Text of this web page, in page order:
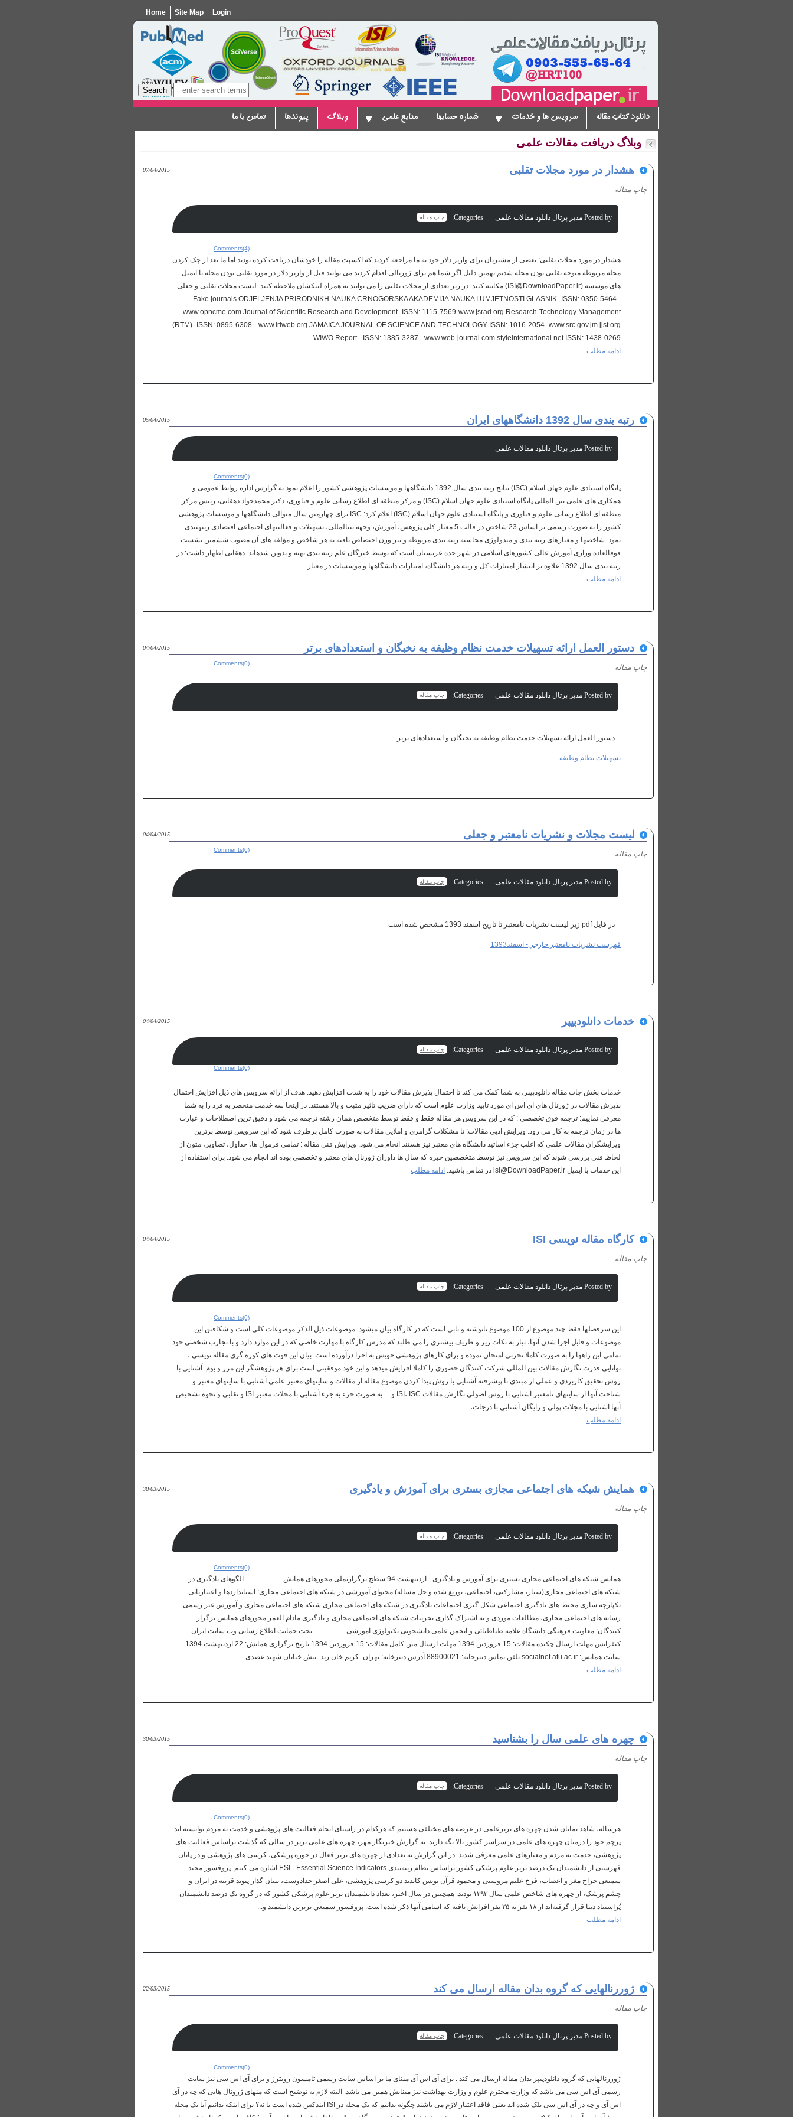
Home Site Map Login
دانلود کتاب مقاله سرویس ها و خدمات شماره حسابها منابع علمی وبلاگ پیوندها تماس با ما
وبلاگ دریافت مقالات علمی
هشدار در مورد مجلات تقلبی
چاپ مقاله
Posted by مدیر پرتال دانلود مقالات علمی
07/04/2015
Categories: چاپ مقاله
هشدار در مورد مجلات تقلبی: بعضی از مشتریان برای واریز دلار خود به ما مراجعه کردند که اکسپت مقاله را خودشان دریافت کرده بودند اما ما بعد از چک کردن
مجله مربوطه متوجه تقلبی بودن مجله شدیم بهمین دلیل اگر شما هم برای ژورنالی اقدام کردید می توانید قبل از واریز دلار در مورد تقلبی بودن مجله با ایمیل
های موسسه (ISI@DownloadPaper.ir) مکاتبه کنید. در زیر تعدادی از مجلات تقلبی را می توانید به همراه لینکشان ملاحظه کنید. لیست مجلات تقلبی و جعلی-
Fake journals ODJELJENJA PRIRODNIKH NAUKA CRNOGORSKA AKADEMIJA NAUKA I UMJETNOSTI GLASNIK- ISSN: 0350-5464 -
www.opncme.com Journal of Scientific Research and Development- ISSN: 1115-7569-www.jsrad.org Research-Technology Management
(RTM)- ISSN: 0895-6308- -www.iriweb.org JAMAICA JOURNAL OF SCIENCE AND TECHNOLOGY ISSN: 1016-2054- www.src.gov.jm.jjst.org
WIWO Report - ISSN: 1385-3287 - www.web-journal.com styleinternational.net ISSN: 1438-0269 -...
ادامه مطلب
Comments(4)
رتبه­ بندی سال 1392 دانشگاههای ایران
Posted by مدیر پرتال دانلود مقالات علمی
05/04/2015
پایگاه استنادی علوم جهان اسلام (ISC) نتایج رتبه­ بندی سال 1392 دانشگاهها و موسسات پژوهشی کشور را اعلام نمود به گزارش اداره روابط عمومی و
همکاری های علمی بین المللی پایگاه استنادی علوم جهان اسلام (ISC) و مرکز منطقه ای اطلاع رسانی علوم و فناوری، دکتر محمدجواد دهقانی، رییس مرکز
منطقه ای اطلاع رسانی علوم و فناوری و پایگاه استنادی علوم جهان اسلام (ISC) اعلام کرد: ISC برای چهارمین سال متوالی دانشگاه­ها و موسسات پژوهشی
کشور را به صورت رسمی بر اساس 23 شاخص در قالب 5 معیار کلی پژوهش، آموزش، وجهه بین­المللی، تسهیلات و فعالیت­های اجتماعی-اقتصادی رتبه­بندی
نمود. شاخص­ها و معیارهای رتبه­ بندی و متدولوژی محاسبه رتبه بندی مربوطه و نیز وزن اختصاص یافته به هر شاخص و مؤلفه های آن مصوب ششمین نشست
فوق­العاده وزاری آموزش عالی کشورهای اسلامی در شهر جده عربستان است که توسط خبرگان علم رتبه­ بندی تهیه و تدوین شده­اند. دهقانی اظهار داشت: در
رتبه­ بندی سال 1392 علاوه بر انتشار امتیازات کل و رتبه هر دانشگاه، امتیازات دانشگاه­ها و موسسات در معیار...
ادامه مطلب
Comments(0)
دستور العمل ارائه تسهیلات خدمت نظام وظیفه به نخبگان و استعدادهای برتر
چاپ مقاله
Posted by مدیر پرتال دانلود مقالات علمی
04/04/2015
Categories: چاپ مقاله
دستور العمل ارائه تسهیلات خدمت نظام وظیفه به نخبگان و استعدادهای برتر
تسهیلات نظام وظیفه
Comments(0)
لیست مجلات و نشریات نامعتبر و جعلی
چاپ مقاله
Posted by مدیر پرتال دانلود مقالات علمی
04/04/2015
Categories: چاپ مقاله
در فایل pdf زیر لیست نشریات نامعتبر تا تاریخ اسفند 1393 مشخص شده است
فهرست نشريات نامعتبر خارجي- اسفند1393
Comments(0)
خدمات دانلودپیپر
Posted by مدیر پرتال دانلود مقالات علمی
04/04/2015
Categories: چاپ مقاله
خدمات بخش چاپ مقاله دانلودپیپر، به شما کمک می کند تا احتمال پذیرش مقالات خود را به شدت افزایش دهید. هدف از ارائه سرویس های ذیل افزایش احتمال
پذیرش مقالات در ژورنال های ای اس ای مورد تایید وزارت علوم است که دارای ضریب تاثیر مثبت و بالا هستند. در اینجا سه خدمت منحصر به فرد را به شما
معرفی نماییم: ترجمه فوق تخصصی : که در این سرویس هر مقاله فقط و فقط توسط متخصص همان رشته ترجمه می شود و دقیق ترین اصطلاحات و عبارت
ها در زمان ترجمه به کار می رود. ویرایش ادبی مقالات: تا مشکلات گرامری و املایی مقالات به صورت کامل برطرف شود که این سرویس توسط برترین
ویرایشگران مقالات علمی که اغلب جزء اساتید دانشگاه های معتبر نیز هستند انجام می شود. ویرایش فنی مقاله : تمامی فرمول ها، جداول، تصاویر، متون از
لحاظ فنی بررسی شوند که این سرویس نیز توسط متخصصین خبره که سال ها داوران ژورنال های معتبر و تخصصی بوده اند انجام می شود. برای استفاده از
این خدمات با ایمیل isi@DownloadPaper.ir در تماس باشید.
ادامه مطلب
Comments(0)
کارگاه مقاله نویسی ISI
چاپ مقاله
Posted by مدیر پرتال دانلود مقالات علمی
04/04/2015
Categories: چاپ مقاله
این سرفصلها فقط چند موضوع از 100 موضوع نانوشته و نابی است که در کارگاه بیان میشود. موضوعات ذیل الذکر موضوعات کلی است و شکافتن این
موضوعات و قابل اجرا شدن آنها، نیاز به نکات ریز و ظریف بیشتری را می طلبد که مدرس کارگاه با مهارت خاصی که در این موارد دارد و با تجارب شخصی خود
تمامی این راهها را به صورت کاملا تجربی امتحان نموده و برای کارهای پژوهشی خویش به اجرا درآورده است. بیان این فوت های کوزه گری مقاله نویسی ،
توانایی قدرت نگارش مقالات بین المللی شرکت کنندگان حضوری را کاملا افزایش میدهد و این خود موفقیتی است برای هر پژوهشگر این مرز و بوم. آشنایی با
روش تحقیق کاربردی و عملی از مبتدی تا پیشرفته آشنایی با روش پیدا کردن موضوع مقاله از مقالات و سایتهای معتبر علمی آشنایی با سایتهای معتبر و
شناخت آنها از سایتهای نامعتبر آشنایی با روش اصولی نگارش مقالات ISI، ISC و ... به صورت جزء به جزء آشنایی با مجلات معتبر ISI و تقلبی و نحوه تشخیص
آنها آشنایی با مجلات پولی و رایگان آشنایی با درجات، ...
ادامه مطلب
Comments(0)
همایش شبکه های اجتماعی مجازی بستری برای آموزش و یادگیری
چاپ مقاله
Posted by مدیر پرتال دانلود مقالات علمی
30/03/2015
Categories: چاپ مقاله
همایش شبکه های اجتماعی مجازی بستری برای آموزش و یادگیری - اردیبهشت 94 سطح برگزاریملی محورهای همایش---------------- الگوهای یادگیری در
شبکه های اجتماعی مجازی(سیار، مشارکتی، اجتماعی، توزیع شده و حل مساله) محتوای آموزشی در شبکه های اجتماعی مجازی: استانداردها و اعتباریابی
یکپارچه سازی محیط های یادگیری اجتماعی شکل گیری اجتماعات یادگیری در شبکه های اجتماعی مجازی شبکه های اجتماعی مجازی و آموزش غیر رسمی
رسانه های اجتماعی مجازی، مطالعات موردی و به اشتراک گذاری تجربیات شبکه های اجتماعی مجازی و یادگیری مادام العمر محورهای همایش برگزار
کنندگان: معاونت فرهنگی دانشگاه علامه طباطبائی و انجمن علمی دانشجویی تکنولوژی آموزشی ------------- تحت حمایت اطلاع رسانی وب سایت ایران
کنفرانس مهلت ارسال چکیده مقالات: 15 فروردین 1394 مهلت ارسال متن کامل مقالات: 15 فروردین 1394 تاریخ برگزاری همایش: 22 اردیبهشت 1394
سایت همایش: socialnet.atu.ac.ir تلفن تماس دبیرخانه: 88900021 آدرس دبیرخانه: تهران- کریم خان زند- نبش خیابان شهید عضدی-...
ادامه مطلب
Comments(0)
چهره های علمی سال را بشناسید
چاپ مقاله
Posted by مدیر پرتال دانلود مقالات علمی
30/03/2015
Categories: چاپ مقاله
هرساله، شاهد نمایان شدن چهره های برترعلمی در عرصه های مختلفی هستیم که هرکدام در راستای انجام فعالیت های پژوهشی و خدمت به مردم توانسته اند
پرچم خود را درمیان چهره های علمی در سراسر کشور بالا نگه دارند. به گزارش خبرنگار مهر، چهره های علمی برتر در سالی که گذشت براساس فعالیت های
پژوهشی، خدمت به مردم و معیارهای علمی معرفی شدند. در این گزارش به تعدادی از چهره های برتر فعال در حوزه پزشکی، کرسی های پژوهشی و در پایان
فهرستی از دانشمندان یک درصد برتر علوم پزشکی کشور براساس نظام رتبه‌بندی ESI -‌ Essential Science Indicators اشاره می کنیم. پروفسور مجید
سمیعی جراح مغز و اعصاب، فرخ علیم مروستی و محمود قرآن نویس کاندید دو کرسی پژوهشی، علی اصغر خدادوست، بنیان گذار پیوند قرنیه در ایران و
چشم پزشک، از چهره های شاخص علمی سال ۱۳۹۳ بودند. همچنین در سال اخیر، تعداد دانشمندان برتر علوم پزشکی کشور که در گروه یک درصد دانشمندان
پُراستناد دنيا قرار گرفته‌اند از ۱۸ نفر به ۲۵ نفر افزايش يافته که اسامی آنها ذکر شده است. پروفسور سميعي برترين دانشمند و...
ادامه مطلب
Comments(0)
ژوررنالهایی که گروه بدان مقاله ارسال می کند
چاپ مقاله
Posted by مدیر پرتال دانلود مقالات علمی
22/03/2015
Categories: چاپ مقاله
ژوررنالهایی که گروه دانلودپیپر بدان مقاله ارسال می کند : برای آی اس آی مبنای ما بر اساس سایت رسمی تامسون رویترز و برای آی اس سی نیز سایت
رسمی آی اس سی می باشد که وزارت محترم علوم و وزارت بهداشت نیز مبنایش همین می باشد. البته لازم به توضیح است که منهای ژرونال هایی که چه در آی
اس آی و چه در آی اس سی بلک شده اند یعنی فاقد اعتبار لازم می باشند چگونه بدانیم که یک مجله در ISI ایندکس شده است یا نه؟ برای اینکه بدانیم آیا یک مجله
Comments(0)